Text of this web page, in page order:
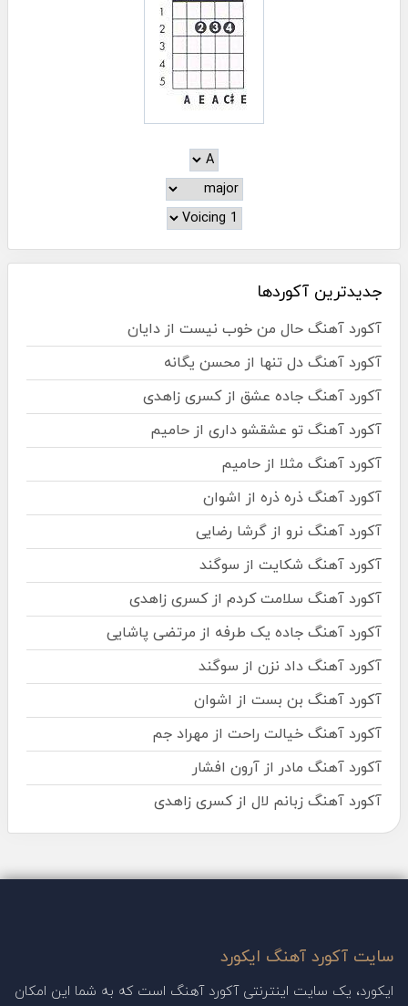
جدیدترین آکوردها
آکورد آهنگ حال من خوب نیست از دایان
آکورد آهنگ دل تنها از محسن یگانه
آکورد آهنگ جاده عشق از کسری زاهدی
آکورد آهنگ تو عشقشو داری از حامیم
آکورد آهنگ مثلا از حامیم
آکورد آهنگ ذره ذره از اشوان
آکورد آهنگ نرو از گرشا رضایی
آکورد آهنگ شکایت از سوگند
آکورد آهنگ سلامت کردم از کسری زاهدی
آکورد آهنگ جاده یک طرفه از مرتضی پاشایی
آکورد آهنگ داد نزن از سوگند
آکورد آهنگ بن بست از اشوان
آکورد آهنگ خیالت راحت از مهراد جم
آکورد آهنگ مادر از آرون افشار
آکورد آهنگ زبانم لال از کسری زاهدی
سایت آکورد آهنگ ایکورد
ایکورد، یک سایت اینترنتی آکورد آهنگ است که به شما این امکان